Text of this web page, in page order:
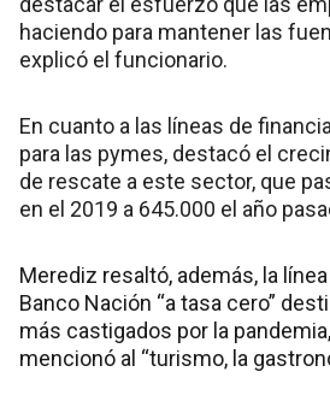
haciendo para mantener las
explicó el funcionario.
En cuanto a las líneas de
para las pymes, destacó el
de rescate a este sector, que
en el 2019 a 645.000 el año
Merediz resaltó, además, la
Banco Nación “a tasa cero”
más castigados por la
mencionó al “turismo, la